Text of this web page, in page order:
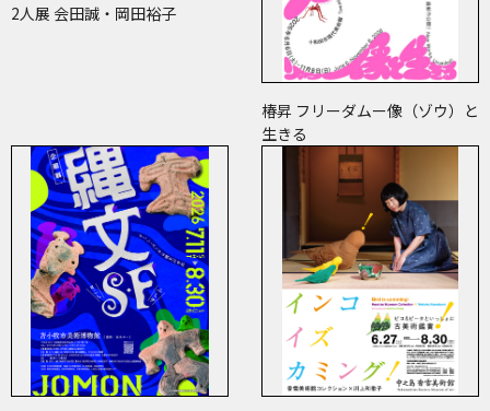
2人展 会田誠・岡田裕子
椿昇 フリーダムー像（ゾウ）と
生きる